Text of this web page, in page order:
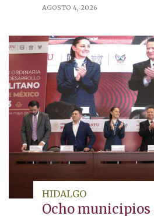
AGOSTO 4, 2026
HIDALGO